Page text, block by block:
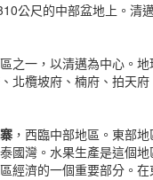
公尺的中部盆地上。清
之一，以清邁為中心。
北欖坡府、楠府、拍天
，西臨中部地區。東部
國灣。水果生產是這個
經濟的一個重要部分。